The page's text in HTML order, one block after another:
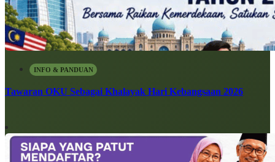
INFO & PANDUAN
Tawaran OKU Sebagai Khalayak Hari Kebangsaan 2026